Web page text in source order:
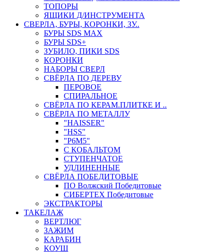
ТОПОРЫ
ЯЩИКИ Д/ИНСТРУМЕНТА
СВЕРЛА, БУРЫ, КОРОНКИ, ЗУ..
БУРЫ SDS MAX
БУРЫ SDS+
ЗУБИЛО, ПИКИ SDS
КОРОНКИ
НАБОРЫ СВЕРЛ
СВЁРЛА ПО ДЕРЕВУ
ПЕРОВОЕ
СПИРАЛЬНОЕ
СВЁРЛА ПО КЕРАМ.ПЛИТКЕ И ..
СВЁРЛА ПО МЕТАЛЛУ
"HAISSER"
"HSS"
"Р6М5"
С КОБАЛЬТОМ
СТУПЕНЧАТОЕ
УДЛИНЕННЫЕ
СВЁРЛА ПОБЕДИТОВЫЕ
ПО Волжский Победитовые
СИБЕРТЕХ Победитовые
ЭКСТРАКТОРЫ
ТАКЕЛАЖ
ВЕРТЛЮГ
ЗАЖИМ
КАРАБИН
КОУШ